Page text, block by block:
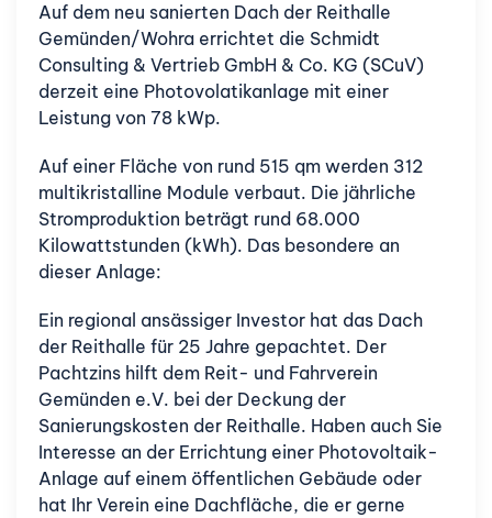
Auf dem neu sanierten Dach der Reithalle
Gemünden/Wohra errichtet die Schmidt
Consulting & Vertrieb GmbH & Co. KG (SCuV)
derzeit eine Photovolatikanlage mit einer
Leistung von 78 kWp.
Auf einer Fläche von rund 515 qm werden 312
multikristalline Module verbaut. Die jährliche
Stromproduktion beträgt rund 68.000
Kilowattstunden (kWh). Das besondere an
dieser Anlage:
Ein regional ansässiger Investor hat das Dach
der Reithalle für 25 Jahre gepachtet. Der
Pachtzins hilft dem Reit- und Fahrverein
Gemünden e.V. bei der Deckung der
Sanierungskosten der Reithalle. Haben auch Sie
Interesse an der Errichtung einer Photovoltaik-
Anlage auf einem öffentlichen Gebäude oder
hat Ihr Verein eine Dachfläche, die er gerne